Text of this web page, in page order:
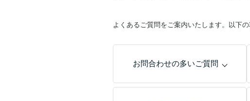
よくあるご質問をご案内いたします。以下
お問合わせの多いご質問